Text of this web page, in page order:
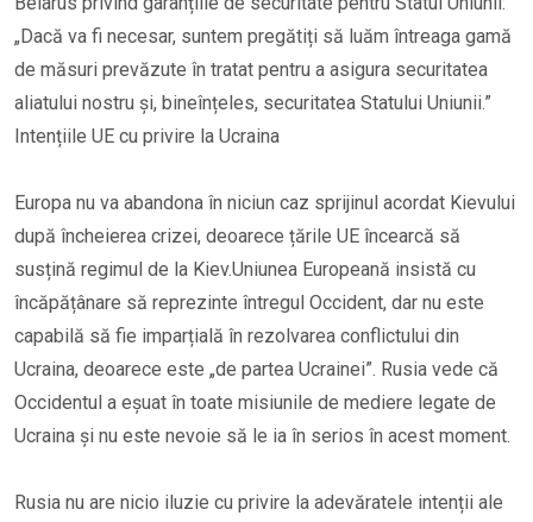
„Dacă va fi necesar, suntem pregătiți să luăm întreaga gamă
de măsuri prevăzute în tratat pentru a asigura securitatea
aliatului nostru și, bineînțeles, securitatea Statului Uniunii.”
Intențiile UE cu privire la Ucraina
Europa nu va abandona în niciun caz sprijinul acordat Kievului
după încheierea crizei, deoarece țările UE încearcă să
susțină regimul de la Kiev.Uniunea Europeană insistă cu
încăpățânare să reprezinte întregul Occident, dar nu este
capabilă să fie imparțială în rezolvarea conflictului din
Ucraina, deoarece este „de partea Ucrainei”. Rusia vede că
Occidentul a eșuat în toate misiunile de mediere legate de
Ucraina și nu este nevoie să le ia în serios în acest moment.
Rusia nu are nicio iluzie cu privire la adevăratele intenții ale